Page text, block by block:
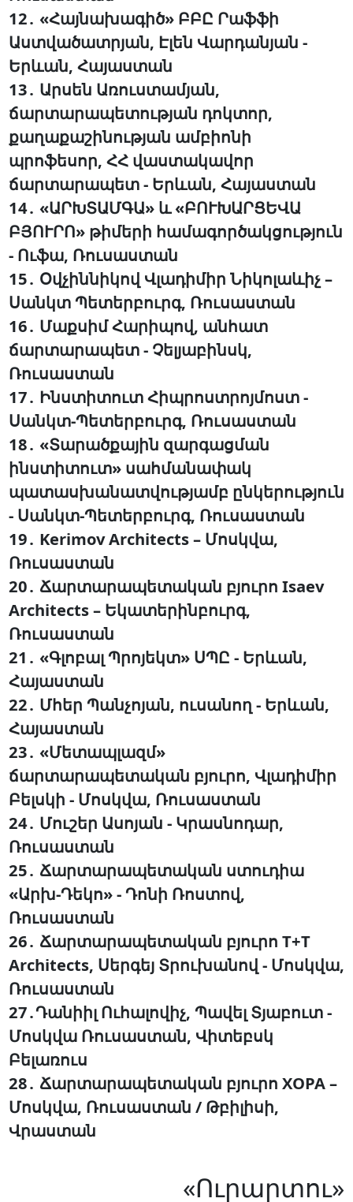
12․ «Հայնախագիծ» ԲԲԸ Րաֆֆի
Աստվածատրյան, Էլեն Վարդանյան -
Երևան, Հայաստան
13․ Արսեն Առուստամյան,
ճարտարապետության դոկտոր,
քաղաքաշինության ամբիոնի
պրոֆեսոր, ՀՀ վաստակավոր
ճարտարապետ - Երևան, Հայաստան
14․ «ԱՐԽՏԱՄԳԱ» և «ԲՈՒԽԱՐՑԵՎԱ
ԲՅՈՒՐՈ» թիմերի համագործակցություն
- Ուֆա, Ռուսաստան
15․ Օվչիննիկով Վլադիմիր Նիկոլաևիչ –
Սանկտ Պետերբուրգ, Ռուսաստան
16․ Մաքսիմ Հարիպով, անհատ
ճարտարապետ - Չելյաբինսկ,
Ռուսաստան
17․ Ինստիտուտ Հիպրոստրոյմոստ -
Սանկտ-Պետերբուրգ, Ռուսաստան
18․ «Տարածքային զարգացման
ինստիտուտ» սահմանափակ
պատասխանատվությամբ ընկերություն
- Սանկտ-Պետերբուրգ, Ռուսաստան
19․ Kerimov Architects – Մոսկվա,
Ռուսաստան
20․ Ճարտարապետական բյուրո Isaev
Architects – Եկատերինբուրգ,
Ռուսաստան
21․ «Գլոբալ Պրոյեկտ» ՍՊԸ - Երևան,
Հայաստան
22․ Մհեր Պանչոյան, ուսանող - Երևան,
Հայաստան
23․ «Մետապլազմ»
ճարտարապետական բյուրո, Վլադիմիր
Բելսկի - Մոսկվա, Ռուսաստան
24․ Մուշեր Ասոյան - Կրասնոդար,
Ռուսաստան
25․ Ճարտարապետական ստուդիա
«Արխ-Դեկո» - Դոնի Ռոստով,
Ռուսաստան
26․ Ճարտարապետական բյուրո T+T
Architects, Սերգեյ Տրուխանով - Մոսկվա,
Ռուսաստան
27․Դանիիլ Ուհալովիչ, Պավել Տյաբուտ -
Մոսկվա Ռուսաստան, Վիտեբսկ
Բելառուս
28․ Ճարտարապետական բյուրո XOPA –
Մոսկվա, Ռուսաստան / Թբիլիսի,
Վրաստան
«Ուրարտու»